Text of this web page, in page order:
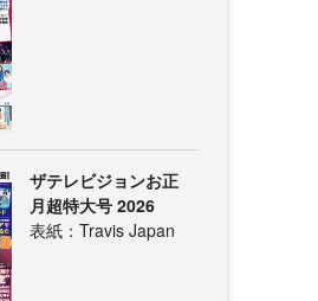
ザテレビジョンお正
月超特大号 2026
表紙：Travis Japan